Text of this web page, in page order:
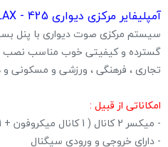
آمپلیفایر مرکزی دیواری METALAX - 425
سیستم مرکزی صوت دیواری با پنل
گسترده و کیفیتی خوب مناسب نصب
تجاری ، فرهنگی ، ورزشی و مسکونی و
امکاناتی از قبیل :
- میکسر 2 کانال ( 1 کانال میکروفون + 1 کانال سیگنال AUX)
- دارای خروجی و ورودی سیگنال